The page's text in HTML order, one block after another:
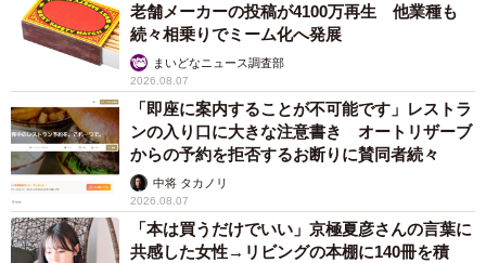
老舗メーカーの投稿が4100万再生 他業種も
続々相乗りでミーム化へ発展
まいどなニュース調査部
2026.08.07
「即座に案内することが不可能です」レストラ
ンの入り口に大きな注意書き オートリザーブ
からの予約を拒否するお断りに賛同者続々
中将 タカノリ
2026.08.07
「本は買うだけでいい」京極夏彦さんの言葉に
共感した女性→リビングの本棚に140冊を積